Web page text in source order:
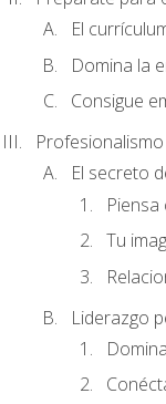
El
Domina la
Consigue
Profesionalismo
El secreto
Tu
Liderazgo